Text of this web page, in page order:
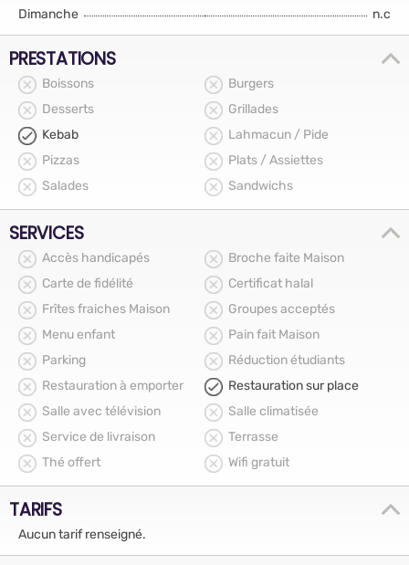
Dimanche
n.c
PRESTATIONS
Boissons
Burgers
Desserts
Grillades
Kebab
Lahmacun / Pide
Pizzas
Plats / Assiettes
Salades
Sandwichs
SERVICES
Accès handicapés
Broche faite Maison
Carte de fidélité
Certificat halal
Frîtes fraiches Maison
Groupes acceptés
Menu enfant
Pain fait Maison
Parking
Réduction étudiants
Restauration à emporter
Restauration sur place
Salle avec télévision
Salle climatisée
Service de livraison
Terrasse
Thé offert
Wifi gratuit
TARIFS
Aucun tarif renseigné.